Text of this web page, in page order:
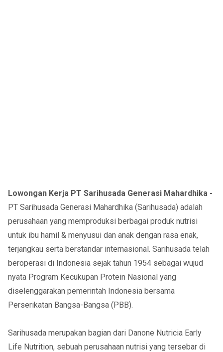
Lowongan Kerja PT Sarihusada Generasi Mahardhika -
PT Sarihusada Generasi Mahardhika (Sarihusada) adalah
perusahaan yang memproduksi berbagai produk nutrisi
untuk ibu hamil & menyusui dan anak dengan rasa enak,
terjangkau serta berstandar internasional. Sarihusada telah
beroperasi di Indonesia sejak tahun 1954 sebagai wujud
nyata Program Kecukupan Protein Nasional yang
diselenggarakan pemerintah Indonesia bersama
Perserikatan Bangsa-Bangsa (PBB).
Sarihusada merupakan bagian dari Danone Nutricia Early
Life Nutrition, sebuah perusahaan nutrisi yang tersebar di